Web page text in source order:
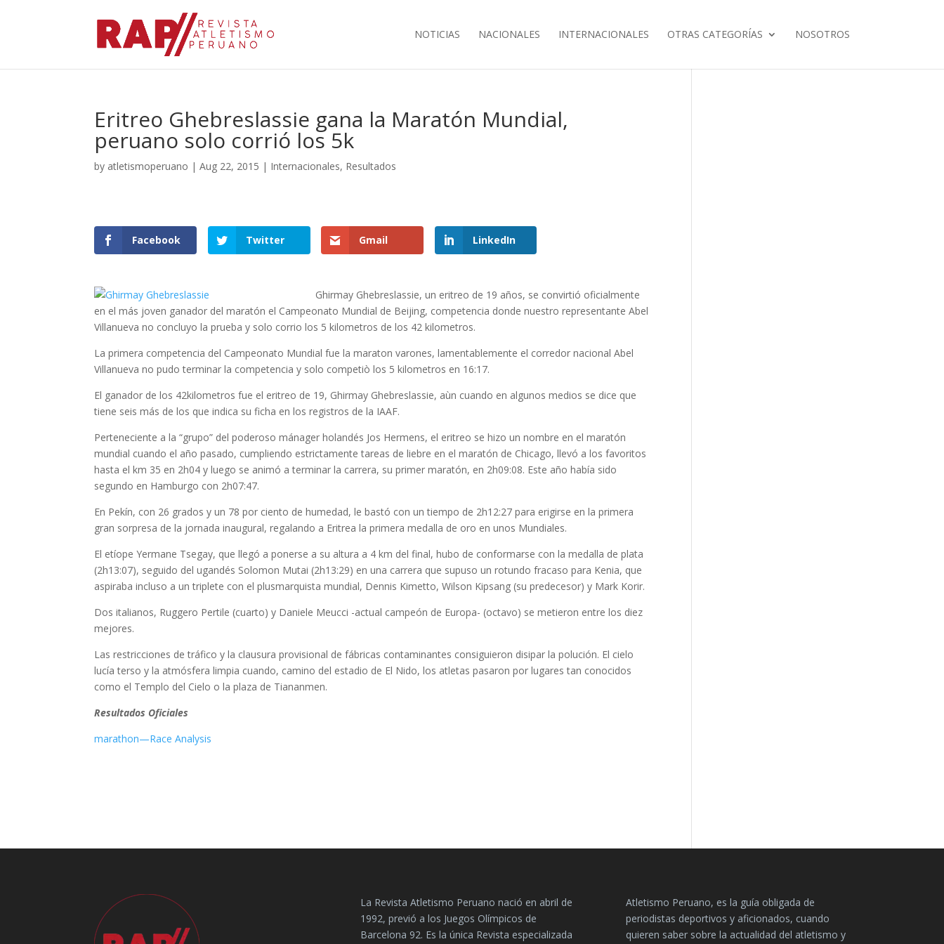
NOTICIAS NACIONALES INTERNACIONALES OTRAS CATEGORÍAS NOSOTROS
Eritreo Ghebreslassie gana la Maratón Mundial,
peruano solo corrió los 5k
by atletismoperuano |Aug 22, 2015 | Internacionales, Resultados
Facebook Twitter Gmail LinkedIn
Ghirmay Ghebreslassie, un eritreo de 19 años, se convirtió oficialmente
en el más joven ganador del maratón el Campeonato Mundial de Beijing, competencia donde nuestro representante Abel
Villanueva no concluyo la prueba y solo corrio los 5 kilometros de los 42 kilometros.
La primera competencia del Campeonato Mundial fue la maraton varones, lamentablemente el corredor nacional Abel
Villanueva no pudo terminar la competencia y solo competiò los 5 kilometros en 16:17.
El ganador de los 42kilometros fue el eritreo de 19, Ghirmay Ghebreslassie, aùn cuando en algunos medios se dice que
tiene seis más de los que indica su ficha en los registros de la IAAF.
Perteneciente a la “grupo” del poderoso mánager holandés Jos Hermens, el eritreo se hizo un nombre en el maratón
mundial cuando el año pasado, cumpliendo estrictamente tareas de liebre en el maratón de Chicago, llevó a los favoritos
hasta el km 35 en 2h04 y luego se animó a terminar la carrera, su primer maratón, en 2h09:08. Este año había sido
segundo en Hamburgo con 2h07:47.
En Pekín, con 26 grados y un 78 por ciento de humedad, le bastó con un tiempo de 2h12:27 para erigirse en la primera
gran sorpresa de la jornada inaugural, regalando a Eritrea la primera medalla de oro en unos Mundiales.
El etíope Yermane Tsegay, que llegó a ponerse a su altura a 4 km del final, hubo de conformarse con la medalla de plata
(2h13:07), seguido del ugandés Solomon Mutai (2h13:29) en una carrera que supuso un rotundo fracaso para Kenia, que
aspiraba incluso a un triplete con el plusmarquista mundial, Dennis Kimetto, Wilson Kipsang (su predecesor) y Mark Korir.
Dos italianos, Ruggero Pertile (cuarto) y Daniele Meucci -actual campeón de Europa- (octavo) se metieron entre los diez
mejores.
Las restricciones de tráfico y la clausura provisional de fábricas contaminantes consiguieron disipar la polución. El cielo
lucía terso y la atmósfera limpia cuando, camino del estadio de El Nido, los atletas pasaron por lugares tan conocidos
como el Templo del Cielo o la plaza de Tiananmen.
Resultados Oficiales
marathon—Race Analysis
La Revista Atletismo Peruano nació en abril de
1992, previó a los Juegos Olímpicos de
Barcelona 92. Es la única Revista especializada
Atletismo Peruano, es la guía obligada de
periodistas deportivos y aficionados, cuando
quieren saber sobre la actualidad del atletismo y